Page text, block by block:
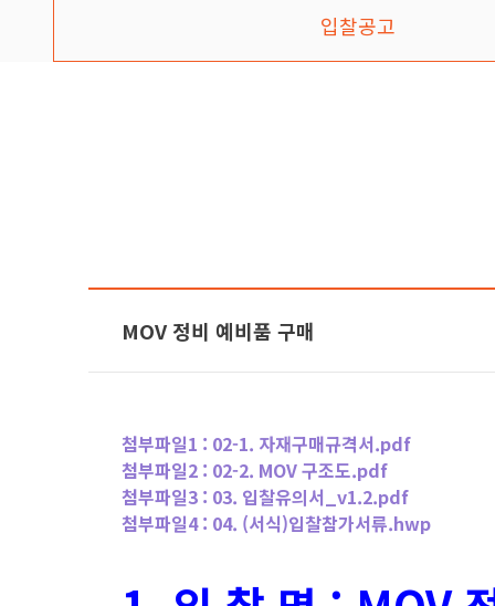
입찰공고
MOV 정비 예비품 구매
첨부파일1 : 02-1. 자재구매규격서.pdf
첨부파일2 : 02-2. MOV 구조도.pdf
첨부파일3 : 03. 입찰유의서_v1.2.pdf
첨부파일4 : 04. (서식)입찰참가서류.hwp